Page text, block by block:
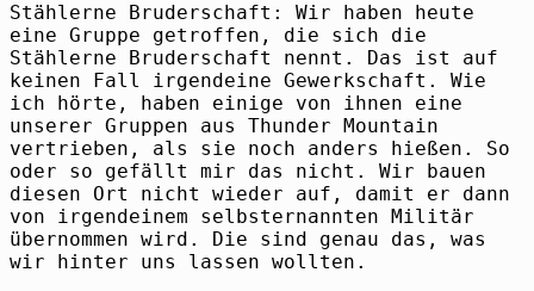
Stählerne Bruderschaft: Wir haben heute
eine Gruppe getroffen, die sich die
Stählerne Bruderschaft nennt. Das ist auf
keinen Fall irgendeine Gewerkschaft. Wie
ich hörte, haben einige von ihnen eine
unserer Gruppen aus Thunder Mountain
vertrieben, als sie noch anders hießen. So
oder so gefällt mir das nicht. Wir bauen
diesen Ort nicht wieder auf, damit er dann
von irgendeinem selbsternannten Militär
übernommen wird. Die sind genau das, was
wir hinter uns lassen wollten.